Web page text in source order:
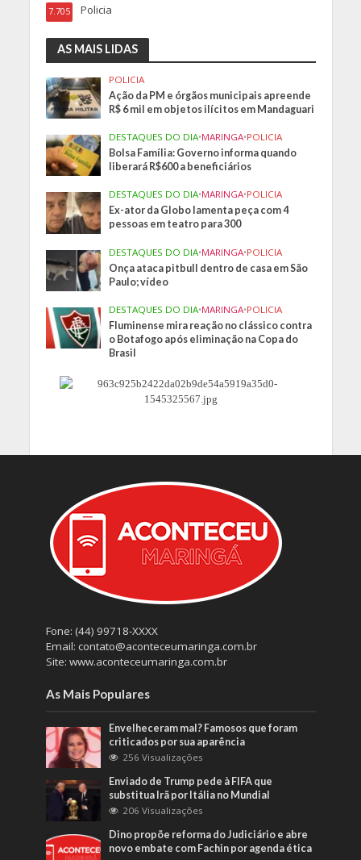
Policia
7.705
AS MAIS LIDAS
POLICIA
Ação da PM e órgãos municipais apreende
R$ 6 mil em objetos ilícitos em Mandaguari
DESTAQUES DO DIA•MARINGA•POLICIA
Bolsa Família: Governo informa quando
liberará R$600 a beneficiários
DESTAQUES DO DIA•MARINGA•POLICIA
Ex-ator da Globo lamenta peça com 4
pessoas em teatro para 300
DESTAQUES DO DIA•MARINGA•POLICIA
Onça ataca pitbull dentro de casa em São
Paulo; vídeo
DESTAQUES DO DIA•MARINGA•POLICIA
Fluminense mira reação no clássico contra
o Botafogo após eliminação na Copa do
Brasil
Fone: (44) 99718-XXXX
Email: contato@aconteceumaringa.com.br
Site: www.aconteceumaringa.com.br
As Mais Populares
Envelheceram mal? Famosos que foram
criticados por sua aparência
256 Visualizações
Enviado de Trump pede à FIFA que
substitua Irã por Itália no Mundial
206 Visualizações
Dino propõe reforma do Judiciário e abre
novo embate com Fachin por agenda ética